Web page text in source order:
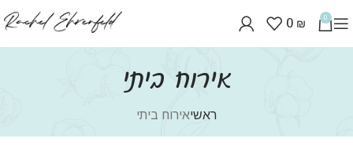
0
0 ₪
אירוח ביתי
ראשיאירוח ביתי